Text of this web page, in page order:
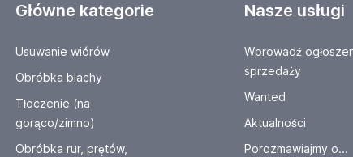
Główne kategorie
Usuwanie wiórów
Obróbka blachy
Tłoczenie (na
gorąco/zimno)
Obróbka rur, prętów,
Nasze usługi
Wprowadź
sprzedaży
Wanted
Aktualności
Porozmawiajmy o...